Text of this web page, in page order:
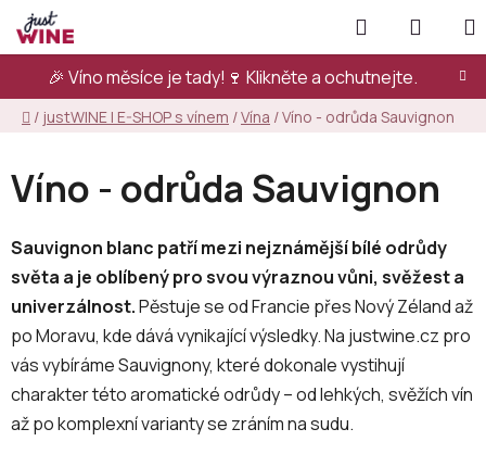
Přejít
na
obsah
🎉 Víno měsíce je tady!🍷 Klikněte a ochutnejte.
Hledat
KOŠÍK
Domů
/ justWINE | E-SHOP s vínem /Vína /Víno - odrůda Sauvignon
Víno - odrůda Sauvignon
Sauvignon blanc patří mezi nejznámější bílé odrůdy
světa a je oblíbený pro svou výraznou vůni, svěžest a
univerzálnost.Pěstuje se od Francie přes Nový Zéland až
po Moravu, kde dává vynikající výsledky. Na justwine.cz pro
vás vybíráme Sauvignony, které dokonale vystihují
charakter této aromatické odrůdy – od lehkých, svěžích vín
až po komplexní varianty se zráním na sudu.